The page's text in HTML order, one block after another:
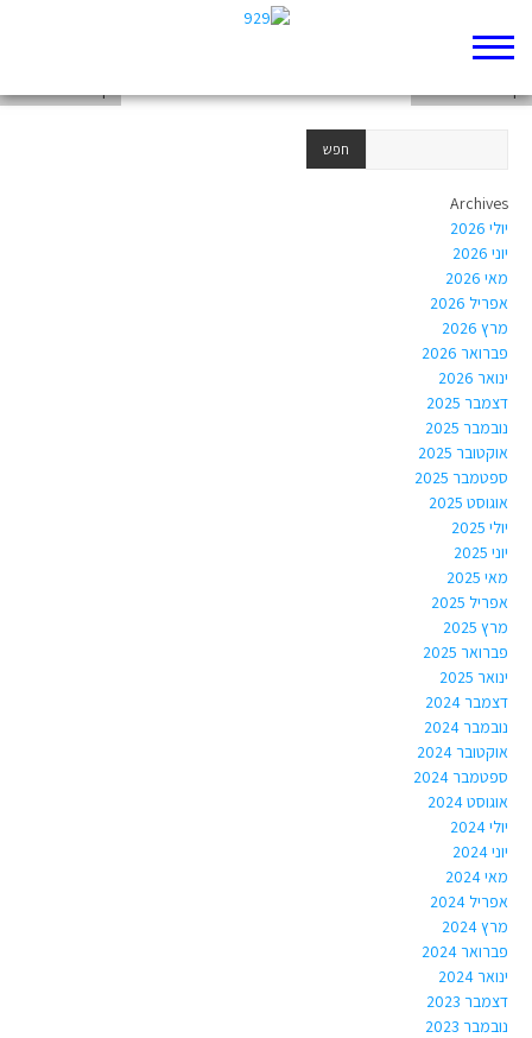
Archives
יולי 2026
יוני 2026
מאי 2026
אפריל 2026
מרץ 2026
פברואר 2026
ינואר 2026
דצמבר 2025
נובמבר 2025
אוקטובר 2025
ספטמבר 2025
אוגוסט 2025
יולי 2025
יוני 2025
מאי 2025
אפריל 2025
מרץ 2025
פברואר 2025
ינואר 2025
דצמבר 2024
נובמבר 2024
אוקטובר 2024
ספטמבר 2024
אוגוסט 2024
יולי 2024
יוני 2024
מאי 2024
אפריל 2024
מרץ 2024
פברואר 2024
ינואר 2024
דצמבר 2023
נובמבר 2023